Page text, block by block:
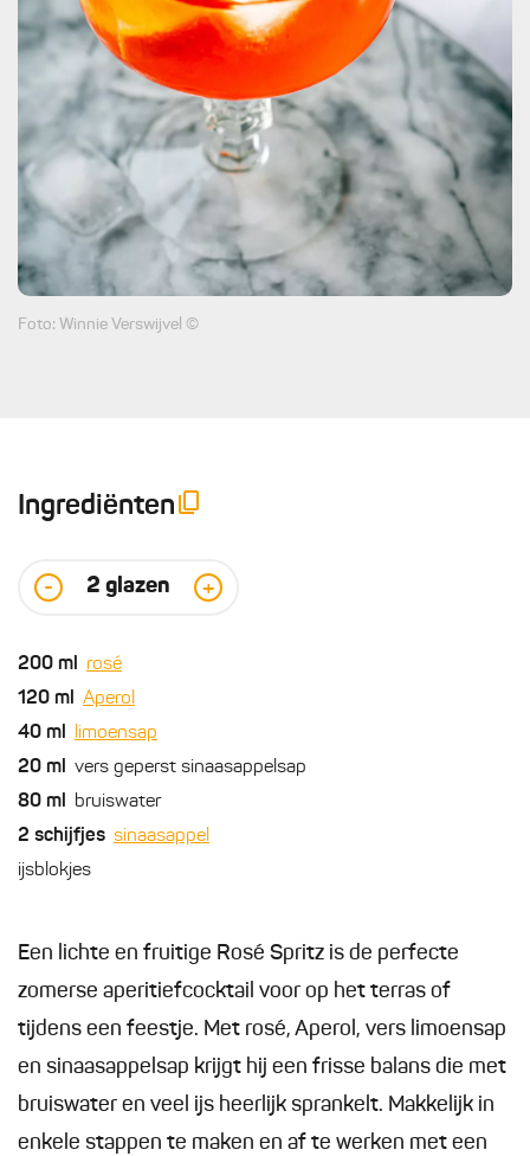
Foto: Winnie Verswijvel ©
Ingrediënten
- 2 glazen +
200 ml rosé
120 ml Aperol
40 ml limoensap
20 ml vers geperst sinaasappelsap
80 ml bruiswater
2 schijfjes sinaasappel
ijsblokjes
Een lichte en fruitige Rosé Spritz is de perfecte
zomerse aperitiefcocktail voor op het terras of
tijdens een feestje. Met rosé, Aperol, vers limoensap
en sinaasappelsap krijgt hij een frisse balans die met
bruiswater en veel ijs heerlijk sprankelt. Makkelijk in
enkele stappen te maken en af te werken met een